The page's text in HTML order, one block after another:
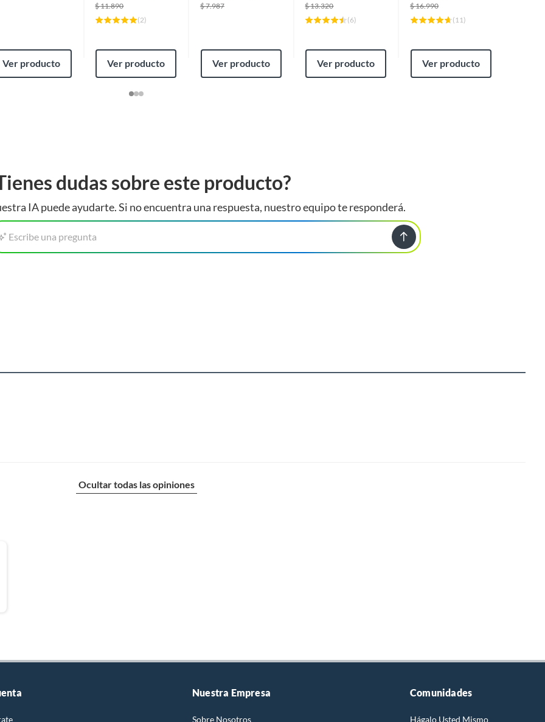
Ver producto
$11.890
(2)
Ver producto
$7.987
Ver producto
$13.320
(6)
Ver producto
$16.990
( 11)
Ver producto
dudas sobre este producto?
IA puede ayudarte. Si no encuentra una respuesta, nuestro equipo te responderá.
Escribe una pregunta
Ocultar todas las opiniones
Nuestra Empresa
Sobre Nosotros
Comunidades
Hágalo Usted Mismo